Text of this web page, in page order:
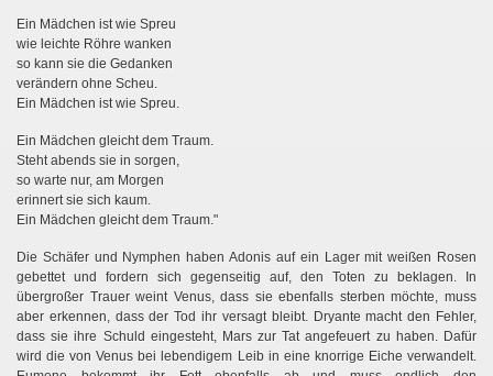
Ein Mädchen ist wie Spreu
wie leichte Röhre wanken
so kann sie die Gedanken
verändern ohne Scheu.
Ein Mädchen ist wie Spreu.
Ein Mädchen gleicht dem Traum.
Steht abends sie in sorgen,
so warte nur, am Morgen
erinnert sie sich kaum.
Ein Mädchen gleicht dem Traum."
Die Schäfer und Nymphen haben Adonis auf ein Lager mit weißen Rosen
gebettet und fordern sich gegenseitig auf, den Toten zu beklagen. In
übergroßer Trauer weint Venus, dass sie ebenfalls sterben möchte, muss
aber erkennen, dass der Tod ihr versagt bleibt. Dryante macht den Fehler,
dass sie ihre Schuld eingesteht, Mars zur Tat angefeuert zu haben. Dafür
wird die von Venus bei lebendigem Leib in eine knorrige Eiche verwandelt.